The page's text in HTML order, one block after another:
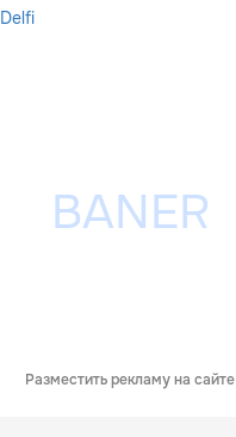
Delfi
Разместить рекламу на сайте